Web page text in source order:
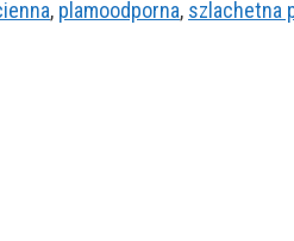
, plamoodporna, szlachetna